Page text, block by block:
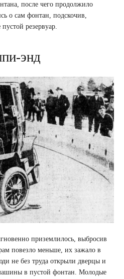
после чего продолжило
о сам фонтан, подскочив,
резервуар.
энд
приземлилось, выбросив
повезло меньше, их зажало в
не без труда открыли дверцы и
в пустой фонтан. Молодые